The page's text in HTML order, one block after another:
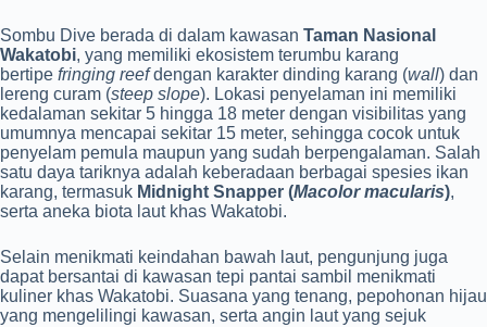
Sombu Dive berada di dalam kawasan Taman Nasional
Wakatobi, yang memiliki ekosistem terumbu karang
bertipe fringing reefdengan karakter dinding karang (wall) dan
lereng curam (steep slope). Lokasi penyelaman ini memiliki
kedalaman sekitar 5 hingga 18 meter dengan visibilitas yang
umumnya mencapai sekitar 15 meter, sehingga cocok untuk
penyelam pemula maupun yang sudah berpengalaman. Salah
satu daya tariknya adalah keberadaan berbagai spesies ikan
karang, termasuk Midnight Snapper (Macolor macularis),
serta aneka biota laut khas Wakatobi.
Selain menikmati keindahan bawah laut, pengunjung juga
dapat bersantai di kawasan tepi pantai sambil menikmati
kuliner khas Wakatobi. Suasana yang tenang, pepohonan hijau
yang mengelilingi kawasan, serta angin laut yang sejuk